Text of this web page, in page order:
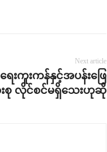
Next article
းကူးကန်နှင့်အပန်းဖြေ
းစု လိုင်စင်မရှိသေးဟုဆို